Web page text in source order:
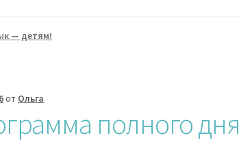
— детям!
от Ольга
полного дня